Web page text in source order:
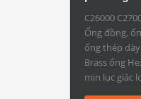
C26000
Ống đồng,
ống thép
Brass ống
mịn lục giác